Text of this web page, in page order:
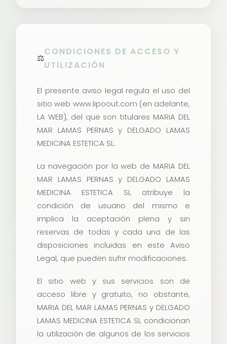
⚖️
CONDICIONES DE ACCESO Y
UTILIZACIÓN
El presente aviso legal regula el uso del
sitio web www.lipoout.com (en adelante,
LA WEB), del que son titulares MARIA DEL
MAR LAMAS PERNAS y DELGADO LAMAS
MEDICINA ESTETICA SL.
La navegación por la web de MARIA DEL
MAR LAMAS PERNAS y DELGADO LAMAS
MEDICINA ESTETICA SL atribuye la
condición de usuario del mismo e
implica la aceptación plena y sin
reservas de todas y cada una de las
disposiciones incluidas en este Aviso
Legal, que pueden sufrir modificaciones.
El sitio web y sus servicios son de
acceso libre y gratuito, no obstante,
MARIA DEL MAR LAMAS PERNAS y DELGADO
LAMAS MEDICINA ESTETICA SL condicionan
la utilización de algunos de los servicios